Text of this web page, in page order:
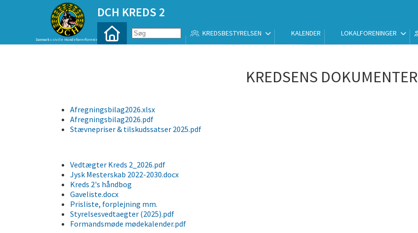
DCH KREDS 2
Danmarks civile Hundeførerforening
KREDSBESTYRELSEN KALENDER LOKALFORENINGER
KREDSENS DOKUMENTER
Afregningsbilag2026.xlsx
Afregningsbilag2026.pdf
Stævnepriser & tilskudssatser 2025.pdf
Vedtægter Kreds 2_2026.pdf
Jysk Mesterskab 2022-2030.docx
Kreds 2's håndbog
Gaveliste.docx
Prisliste, forplejning mm.
Styrelsesvedtaegter (2025).pdf
Formandsmøde mødekalender.pdf